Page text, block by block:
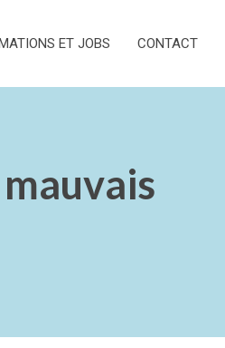
ET JOBS CONTACT